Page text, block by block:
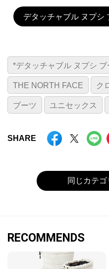
デタッチャブル ヌプシ
*デタッチャブル ヌプシ ブ
THE NORTH FACE ク
ブーツ ユニセックス
SHARE
同じカテ
RECOMMENDS